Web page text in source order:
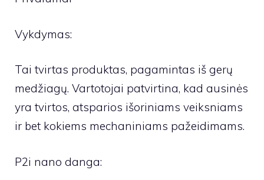
Vykdymas:
Tai tvirtas produktas, pagamintas iš gerų
medžiagų. Vartotojai patvirtina, kad ausinės
yra tvirtos, atsparios išoriniams veiksniams
ir bet kokiems mechaniniams pažeidimams.
P2i nano danga: